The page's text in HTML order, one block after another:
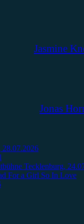
Jasmine
Jonas
Tecklenburg,
For a Girl So In Love